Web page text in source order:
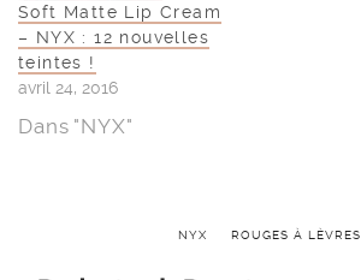
Soft Matte Lip Cream
– NYX : 12 nouvelles
teintes !
avril 24, 2016
Dans "NYX"
NYX ROUGES À LÈVRES